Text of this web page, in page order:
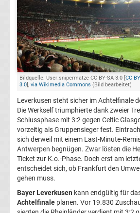
Champions
League
Europa
League
Europa
Conference
League
Premier
League
Bildquelle: User:snipermatze CC BY-SA 3.0 [CC
3.0], via Wikimedia Commons (Bild bearbeitet)
Leverkusen steht sicher im Achtelfinale
Die Werkself triumphierte dank zweier
Schlussphase mit 3:2 gegen Celtic
vorzeitig als Gruppensieger fest.
sich derweil mit einem Last-Minute-
Antwerpen begnügen. Zwar lösten die
Ticket zur K.o.-Phase. Doch erst am
entscheidet sich, ob Frankfurt den
gehen muss.
Bayer Leverkusen kann endgültig für
Achtelfinale planen. Vor 19.830